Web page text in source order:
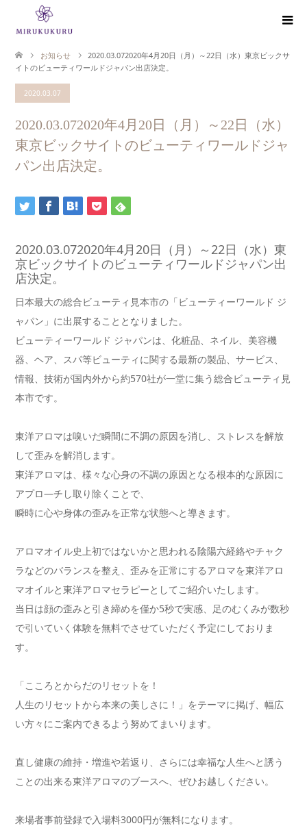
お知らせ
2020.03.072020年4月20日（月）～22日（水）東京ビックサ
イトのビューティワールドジャパン出店決定。
2020.03.07
2020.03.072020年4月20日（月）～22日（水）
東京ビックサイトのビューティワールドジャ
パン出店決定。
2020.03.072020年4月20日（月）～22日（水）東
京ビックサイトのビューティワールドジャパン出
店決定。
日本最大の総合ビューティ見本市の「ビューティーワールド ジ
ャパン」に出展することとなりました。
ビューティーワールド ジャパンは、化粧品、ネイル、美容機
器、ヘア、スパ等ビューティに関する最新の製品、サービス、
情報、技術が国内外から約570社が一堂に集う総合ビューティ見
本市です。
東洋アロマは嗅いだ瞬間に不調の原因を消し、ストレスを解放
して歪みを解消します。
東洋アロマは、様々な心身の不調の原因となる根本的な原因に
アプロ―チし取り除くことで、
瞬時に心や身体の歪みを正常な状態へと導きます。
アロマオイル史上初ではないかと思われる陰陽六経絡やチャク
ラなどのバランスを整え、歪みを正常にするアロマを東洋アロ
マオイルと東洋アロマセラピーとしてご紹介いたします。
当日は顔の歪みと引き締めを僅か5秒で実感、足のむくみが数秒
で引いていく体験を無料でさせていただく予定にしておりま
す。
「こころとからだのリセットを！
人生のリセットから本来の美しさに！」をテーマに掲げ、幅広
い方々にご案内できるよう努めてまいります。
直し健康の維持・増進や若返り、さらには幸福な人生へと誘う
ことの出来る東洋アロマのブースへ、ぜひお越しください。
来場者事前登録で入場料3000円が無料になります。